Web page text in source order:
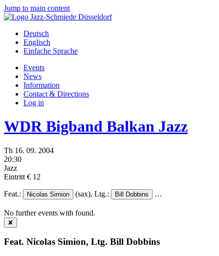
Jump to main content
Deutsch
Englisch
Einfache Sprache
Events
News
Information
Contact & Directions
Log in
WDR Bigband Balkan Jazz
Th 16. 09. 2004
20:30
Jazz
Eintritt € 12
Feat.: Nicolas Simion (sax), Ltg.: Bill Dobbins …
No further events with found.
✘
Feat. Nicolas Simion, Ltg. Bill Dobbins